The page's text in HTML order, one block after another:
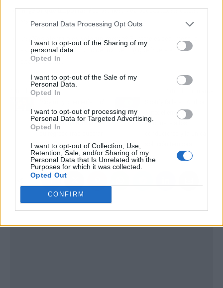
Personal Data Processing Opt Outs
I want to opt-out of the Sharing of my
personal data.
Opted In
I want to opt-out of the Sale of my
Personal Data.
Opted In
I want to opt-out of processing my
Personal Data for Targeted Advertising.
Opted In
I want to opt-out of Collection, Use,
Retention, Sale, and/or Sharing of my
Personal Data that Is Unrelated with the
Purposes for which it was collected.
Opted Out
CONFIRM
🔥¿Por qué importa?Por primera vez podrás morir contra
Malenia en el bus.
¿Nos afecta o es solo un meme?
El hype es real, pero la
exclusividad es un truco de marketing que huele a
chamusquina.
Artículo anterior
La desgarradora
confesión de Raphael en
un linfoma cerebral
Auto: el error que
enloquece a los